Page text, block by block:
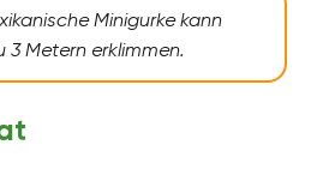
Minigurke kann
3 Metern erklimmen.